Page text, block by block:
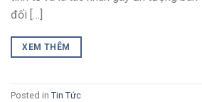
đối […]
XEM THÊM
Posted in Tin Tức